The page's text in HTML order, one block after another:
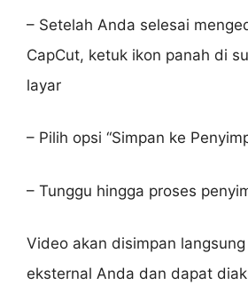
– Setelah Anda selesai
CapCut, ketuk ikon panah di
layar
– Pilih opsi “Simpan ke
– Tunggu hingga proses
Video akan disimpan
eksternal Anda dan dapat